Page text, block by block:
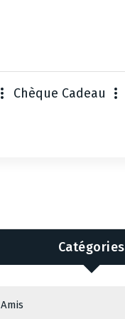
Chèque Cadeau
Catégories
Amis